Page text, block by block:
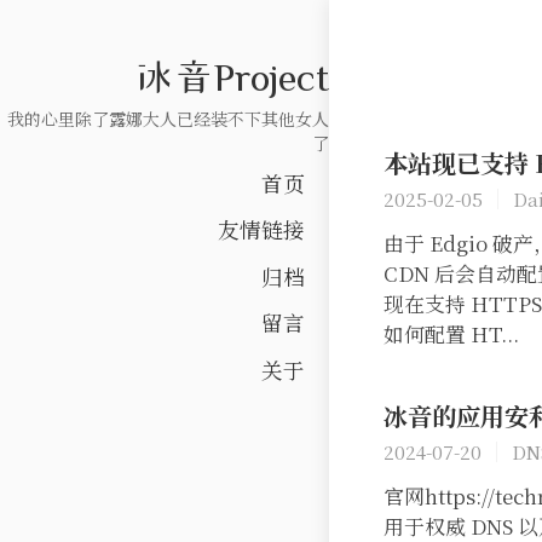
冰音Project
我的心里除了露娜大人已经装不下其他女人
了
首页
友情链接
归档
留言
关于
本站现已支
2025-02-05
由于 Edgio 破
CDN 后会自动
现在支持
如何配置 HT...
冰音的应用
2024-07-20
官网https://
用于权威 DNS